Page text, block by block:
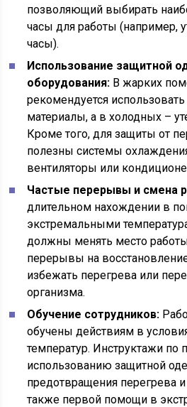
позволяющий выбирать
часы для работы (например,
часы).
Использование защитной
оборудования: В жарких
рекомендуется
материалы, а в холодных –
Кроме того, для защиты от
полезны системы
вентиляторы или
Частые перерывы и смена
длительном нахождении в
экстремальными
должны менять место
перерывы на
избежать перегрева или
организма.
Обучение сотрудников:
обучены действиям в
температур. Инструктажи по
использованию защитной
предотвращения перегрева
также первой помощи в